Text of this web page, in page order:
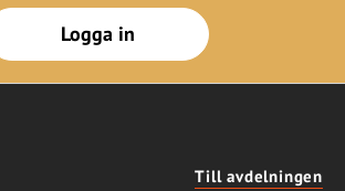
Logga in
Till avdelningen